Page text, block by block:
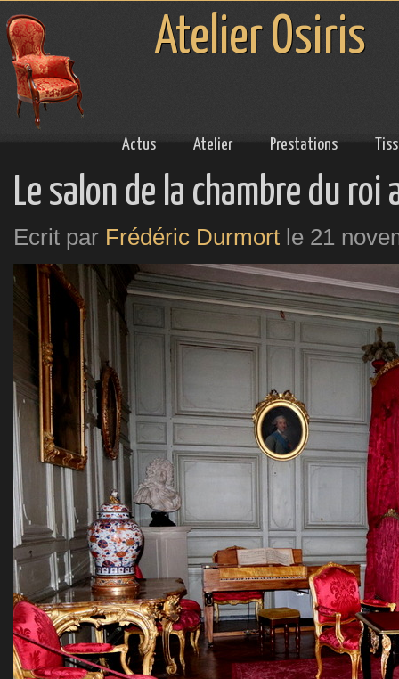
Atelier Osiris
Actus Atelier Prestations
Le salon de la chambre du roi
Ecrit par Frédéric Durmort le 21